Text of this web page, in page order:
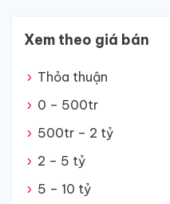
Xem theo giá bán
Thỏa thuận
0 – 500tr
500tr – 2 tỷ
2 – 5 tỷ
5 – 10 tỷ